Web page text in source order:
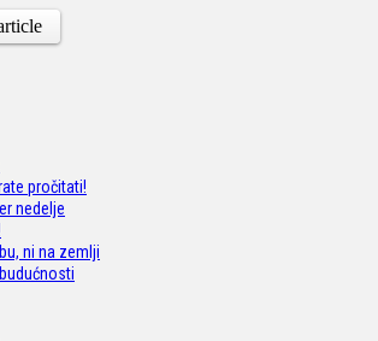
pročitati!
nedelje
ni na zemlji